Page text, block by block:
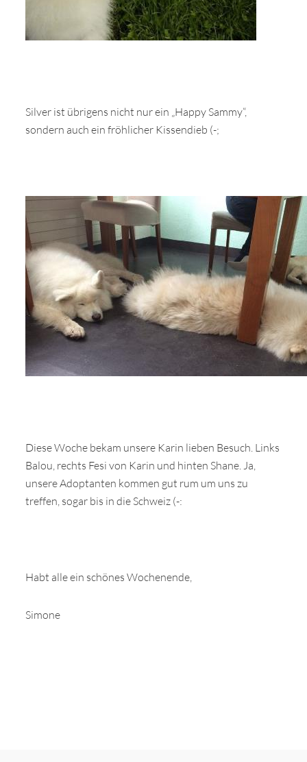
Silver ist übrigens nicht nur ein „Happy Sammy“,
sondern auch ein fröhlicher Kissendieb (-;
Diese Woche bekam unsere Karin lieben Besuch. Links
Balou, rechts Fesi von Karin und hinten Shane. Ja,
unsere Adoptanten kommen gut rum um uns zu
treffen, sogar bis in die Schweiz (-:
Habt alle ein schönes Wochenende,
Simone